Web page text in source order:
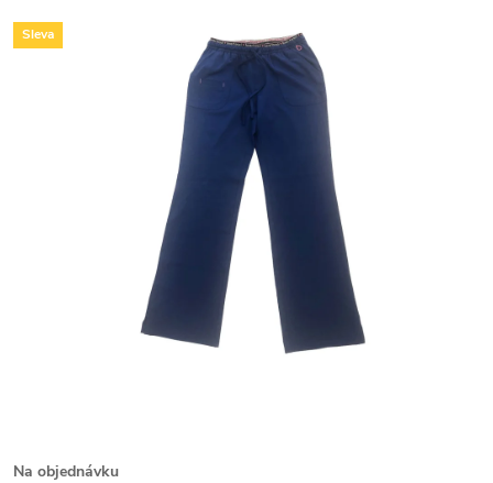
Sleva
Na objednávku